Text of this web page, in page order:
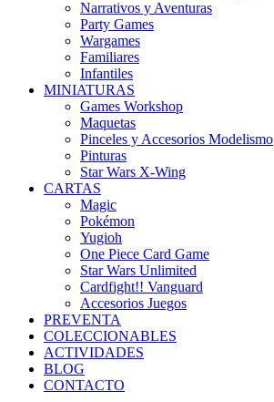
Narrativos y Aventuras
Party Games
Wargames
Familiares
Infantiles
MINIATURAS
Games Workshop
Maquetas
Pinceles y Accesorios Modelismo
Pinturas
Star Wars X-Wing
CARTAS
Magic
Pokémon
Yugioh
One Piece Card Game
Star Wars Unlimited
Cardfight!! Vanguard
Accesorios Juegos
PREVENTA
COLECCIONABLES
ACTIVIDADES
BLOG
CONTACTO